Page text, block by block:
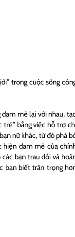
trong cuộc sống
mê lại với nhau,
trẻ” bằng việc hỗ trợ
nữ khác, từ đó phá
hiện đam mê của
bạn trau dồi và
bạn biết trân trọng